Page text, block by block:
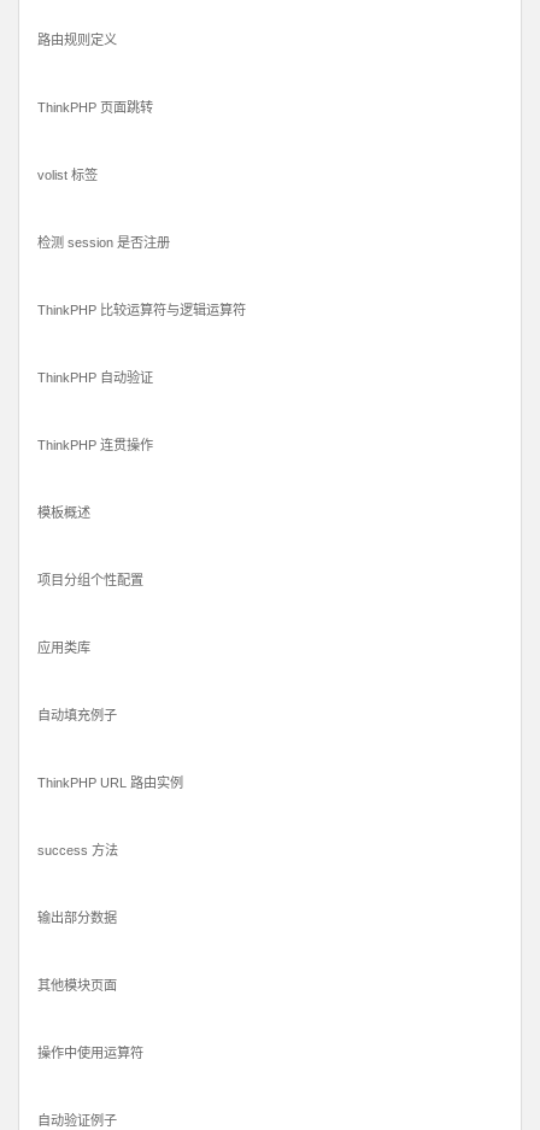
路由规则定义
ThinkPHP 页面跳转
volist 标签
检测 session 是否注册
ThinkPHP 比较运算符与逻辑运算符
ThinkPHP 自动验证
ThinkPHP 连贯操作
模板概述
项目分组个性配置
应用类库
自动填充例子
ThinkPHP URL 路由实例
success 方法
输出部分数据
其他模块页面
操作中使用运算符
自动验证例子